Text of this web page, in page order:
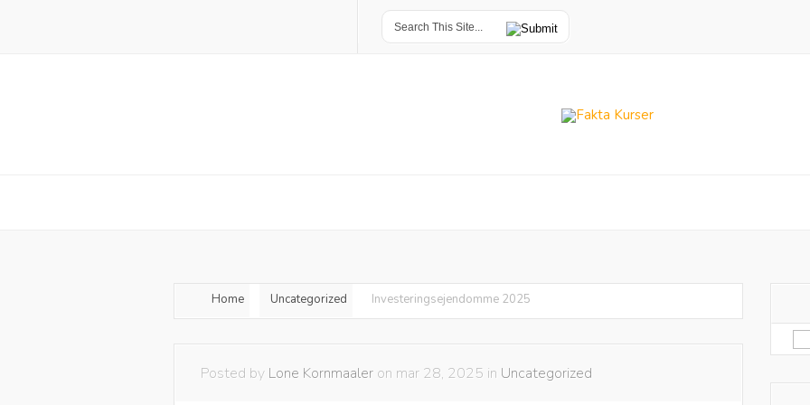
Home Uncategorized Investeringsejendomme 2025
Posted by Lone Kornmaaler on mar 28, 2025 in Uncategorized